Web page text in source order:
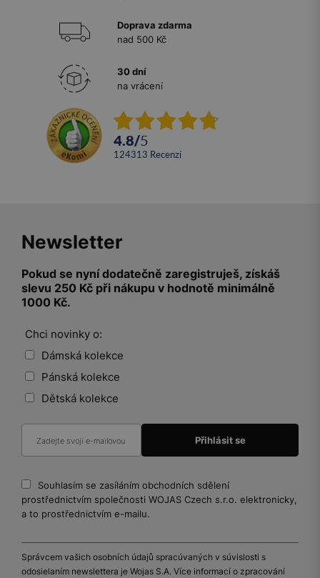
Doprava zdarma
nad 500 Kč
30 dní
na vrácení
4.8/5
124313 recenzí
Newsletter
Pokud se nyní dodatečně zaregistruješ, získáš
slevu 250 Kč při nákupu v hodnotě minimálně
1000 Kč.
Chci novinky o:
Dámská kolekce
Pánská kolekce
Dětská kolekce
Souhlasím se zasíláním obchodních sdělení
prostřednictvím společnosti WOJAS Czech s.r.o. elektronicky,
a to prostřednictvím e-mailu.
Správcem vašich osobních údajů spracúvaných v súvislosti s
odosielaním newslettera je Wojas S.A. Více informací o zpracování